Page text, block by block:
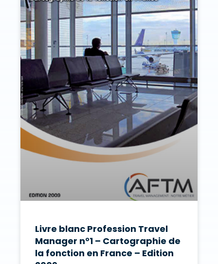
Livre blanc Profession Travel
Manager n°1 – Cartographie de
la fonction en France – Edition